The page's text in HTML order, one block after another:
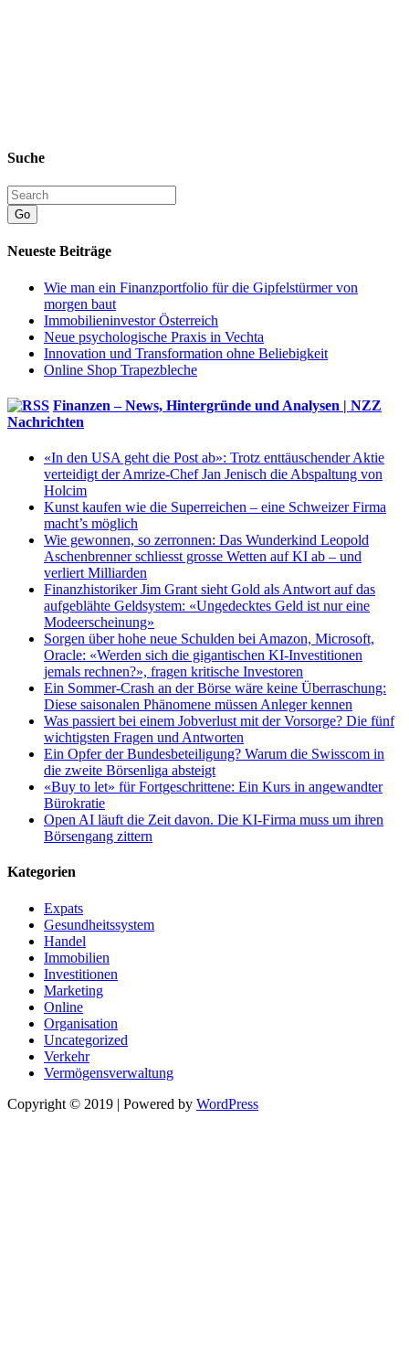
Suche
Go
Neueste Beiträge
Wie man ein Finanzportfolio für die Gipfelstürmer von
morgen baut
Immobilieninvestor Österreich
Neue psychologische Praxis in Vechta
Innovation und Transformation ohne Beliebigkeit
Online Shop Trapezbleche
Finanzen – News, Hintergründe und Analysen | NZZ
Nachrichten
«In den USA geht die Post ab»: Trotz enttäuschender Aktie
verteidigt der Amrize-Chef Jan Jenisch die Abspaltung von
Holcim
Kunst kaufen wie die Superreichen – eine Schweizer Firma
macht’s möglich
Wie gewonnen, so zerronnen: Das Wunderkind Leopold
Aschenbrenner schliesst grosse Wetten auf KI ab – und
verliert Milliarden
Finanzhistoriker Jim Grant sieht Gold als Antwort auf das
aufgeblähte Geldsystem: «Ungedecktes Geld ist nur eine
Modeerscheinung»
Sorgen über hohe neue Schulden bei Amazon, Microsoft,
Oracle: «Werden sich die gigantischen KI-Investitionen
jemals rechnen?», fragen kritische Investoren
Ein Sommer-Crash an der Börse wäre keine Überraschung:
Diese saisonalen Phänomene müssen Anleger kennen
Was passiert bei einem Jobverlust mit der Vorsorge? Die fünf
wichtigsten Fragen und Antworten
Ein Opfer der Bundesbeteiligung? Warum die Swisscom in
die zweite Börsenliga absteigt
«Buy to let» für Fortgeschrittene: Ein Kurs in angewandter
Bürokratie
Open AI läuft die Zeit davon. Die KI-Firma muss um ihren
Börsengang zittern
Kategorien
Expats
Gesundheitssystem
Handel
Immobilien
Investitionen
Marketing
Online
Organisation
Uncategorized
Verkehr
Vermögensverwaltung
Copyright © 2019 | Powered by WordPress